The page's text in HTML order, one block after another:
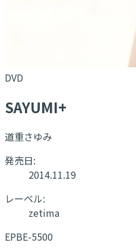
DVD
SAYUMI+
道重さゆみ
発売日:
2014.11.19
レーベル:
zetima
EPBE-5500